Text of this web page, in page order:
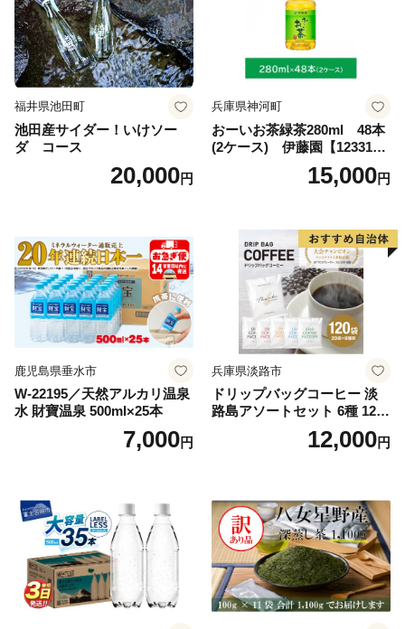
福井県池田町
池田産サイダー！いけソー
ダ コース
20,000円
兵庫県神河町
おーいお茶緑茶280ml 48本
(2ケース) 伊藤園【123317
15,000円
鹿児島県垂水市
W-22195／天然アルカリ温泉
水 財寶温泉 500ml×25本
7,000円
兵庫県淡路市
ドリップバッグコーヒー 淡
路島アソートセット 6種 120
袋 飲み比べ コーヒー
12,000円